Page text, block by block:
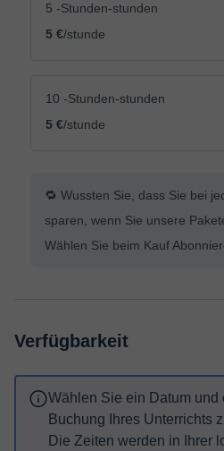
5 -Stunden-stunden
5 €/stunde
10 -Stunden-stunden
5 €/stunde
🔁 Wussten Sie, dass Sie bei
sparen, wenn Sie unsere
Wählen Sie beim Kauf
Verfügbarkeit
Wählen Sie ein Datum und
Buchung Ihres Unterrichts
Die Zeiten werden in Ihrer